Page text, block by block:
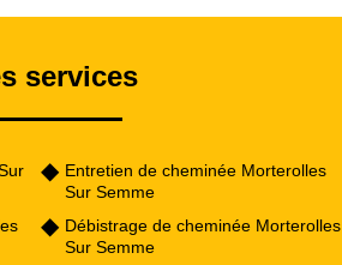
services
Entretien de cheminée Morterolles
Sur Semme
Débistrage de cheminée Morterolles
Sur Semme